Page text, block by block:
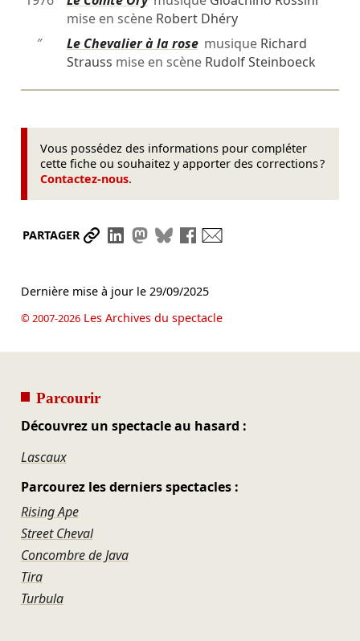
mise en scène Robert Dhéry
″
Le Chevalier à la rosemusique Richard
Strauss mise en scène Rudolf Steinboeck
Vous possédez des informations pour compléter
cette fiche ou souhaitez y apporter des corrections ?
Contactez-nous.
PARTAGER Partager le lien
Partager sur LinkedIn
Partager sur Mastodon
Partager sur Bluesky
Partager sur Facebook
Dernière mise à jour le 29/09/2025
© 2007-2026Les Archives du spectacle
Parcourir
Découvrez un spectacle au hasard :
Lascaux
Parcourez les derniers spectacles :
Rising Ape
Street Cheval
Concombre de Java
Tira
Turbula